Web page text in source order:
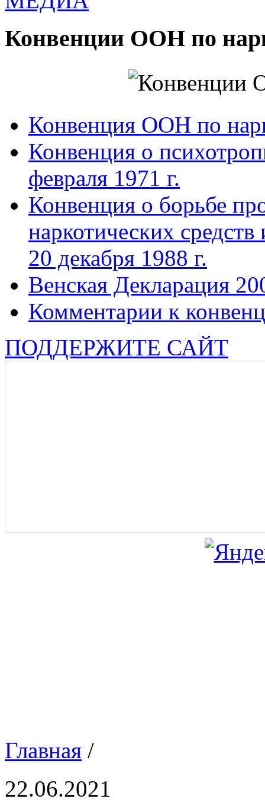
Конвенции ООН по
Конвенция ООН по
Конвенция о
февраля 1971 г.
Конвенция о борьбе
наркотических
20 декабря 1988 г.
Венская Декларация
Комментарии к
ПОДДЕРЖИТЕ САЙТ
Главная /
22.06.2021